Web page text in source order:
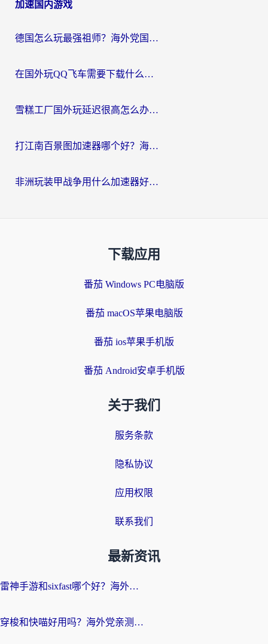
加速国内游戏
德国怎么玩最强祖师？海外党国服游戏加速器选择全攻略（附宝可梦Online实测）
在国外玩QQ飞车需要下载什么加速器呢？海外党亲测有效的国服游戏加速指南
雪糕工厂国外玩延迟很高怎么办？海外玩家国服游戏加速终极攻略（附实测推荐）
打江南百景图加速器哪个好？海外党踩坑N次后，终于找到不卡的秘诀
非洲玩装甲战争用什么加速器好？海外党亲测有效的国服游戏加速方案
下载应用
番茄 Windows PC电脑版
番茄 macOS苹果电脑版
番茄 ios苹果手机版
番茄 Android安卓手机版
关于我们
服务条款
隐私协议
应用权限
联系我们
最新资讯
雷神手游和sixfast哪个好？海外党亲测3款回国加速器，教你选对不踩坑
穿梭和快喵好用吗？海外党亲测：小众加速器对比+番茄加速器深度体验